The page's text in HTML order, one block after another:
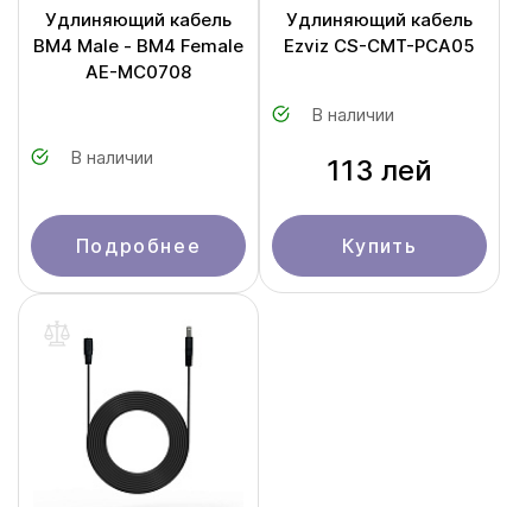
Удлиняющий кабель
BM4 Male - BM4 Female
AE-MC0708
В наличии
Подробнее
Удлиняющий кабель
Ezviz CS-CMT-PCA05
В наличии
113 лей
Купить